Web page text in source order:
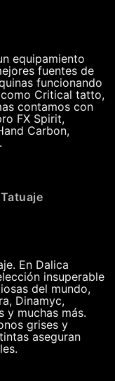
equipamiento
fuentes de
funcionando
Critical tatto,
contamos con
FX Spirit,
Carbon,
En Dalica
insuperable
del mundo,
Dinamyc,
y muchas más.
grises y
aseguran